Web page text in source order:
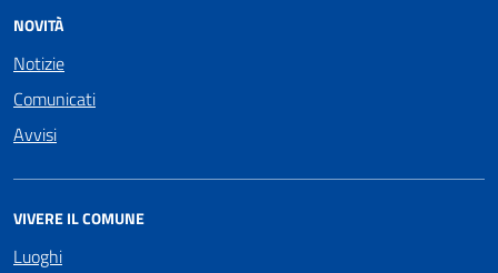
NOVITÀ
Notizie
Comunicati
Avvisi
VIVERE IL COMUNE
Luoghi